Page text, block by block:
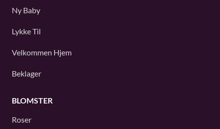
Ny Baby
Lykke Til
Velkommen Hjem
Beklager
BLOMSTER
Roser